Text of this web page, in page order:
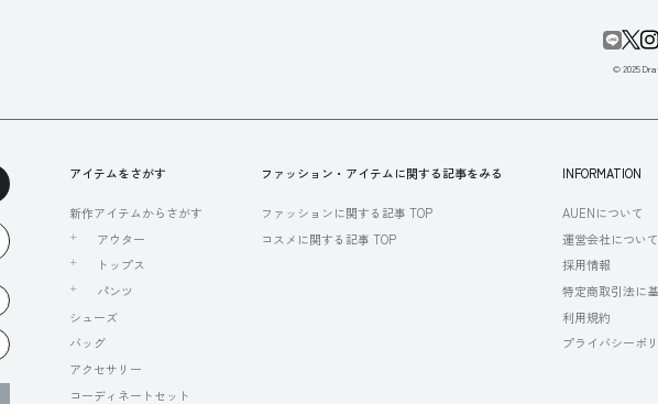
© 2025
アイテムをさがす
新作アイテムからさがす
アウター
トップス
パンツ
シューズ
バッグ
アクセサリー
コーディネートセット
ファッション・アイテムに関する記事をみる
ファッションに関する記事 TOP
コスメに関する記事 TOP
INFORMATION
AUENについて
運営会社について
採用情報
特定商取引法に
利用規約
プライバシーポ